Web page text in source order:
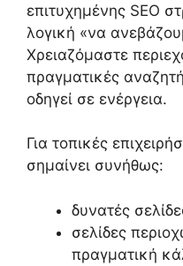
επιτυχημένης SEO
λογική «να
Χρειαζόμαστε
πραγματικές
οδηγεί σε ενέργεια.
Για τοπικές
σημαίνει συνήθως:
δυνατές
σελίδες
πραγματική